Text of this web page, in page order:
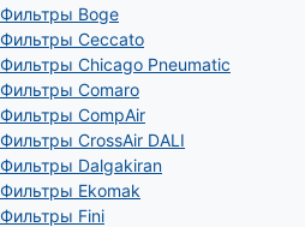
Фильтры Boge
Фильтры Ceccato
Фильтры Chicago Pneumatic
Фильтры Comaro
Фильтры CompAir
Фильтры CrossAir DALI
Фильтры Dalgakiran
Фильтры Ekomak
Фильтры Fini